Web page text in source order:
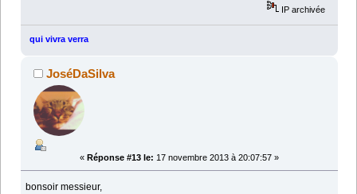
IP archivée
qui vivra verra
JoséDaSilva
« Réponse #13 le: 17 novembre 2013 à 20:07:57 »
bonsoir messieur,